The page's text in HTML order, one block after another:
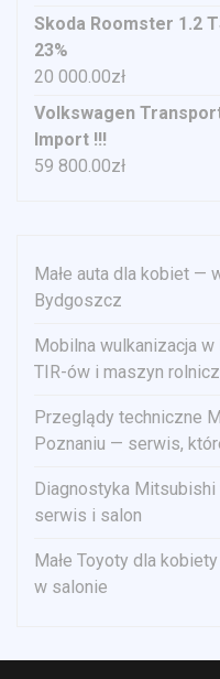
Skoda Roomster 1.2
23%
20 000.00zł
Volkswagen
Import !!!
59 800.00zł
Małe auta dla kobiet —
Bydgoszcz
Mobilna wulkanizacja
TIR-ów i maszyn
Przeglądy techniczne
Poznaniu — serwis,
Diagnostyka
serwis i salon
Małe Toyoty dla
w salonie